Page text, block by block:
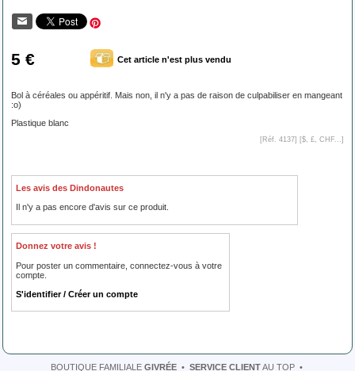
5 € Cet article n'est plus vendu
Bol à céréales ou appéritif. Mais non, il n'y a pas de raison de culpabiliser en mangeant
:o)
Plastique blanc
[Réf. 4137] [$, £, CHF...]
Les avis des Dindonautes
Il n'y a pas encore d'avis sur ce produit.
Donnez votre avis !
Pour poster un commentaire, connectez-vous à votre
compte.
S'identifier / Créer un compte
BOUTIQUE FAMILIALE GIVRÉE• SERVICE CLIENTAU TOP•